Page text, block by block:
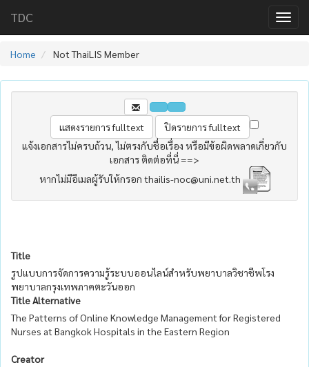
TDC
Home Not ThaiLIS Member
แจ้งเอกสารไม่ครบถ้วน, ไม่ตรงกับชื่อเรื่อง หรือมีข้อผิดพลาดเกี่ยวกับ
เอกสาร ติดต่อที่นี่ ==>
หากไม่มีอีเมลผู้รับให้กรอก thailis-noc@uni.net.th
Title
รูปแบบการจัดการความรู้ระบบออนไลน์สำหรับพยาบาลวิชาชีพโรง
พยาบาลกรุงเทพภาคตะวันออก
Title Alternative
The Patterns of Online Knowledge Management for Registered
Nurses at Bangkok Hospitals in the Eastern Region
Creator